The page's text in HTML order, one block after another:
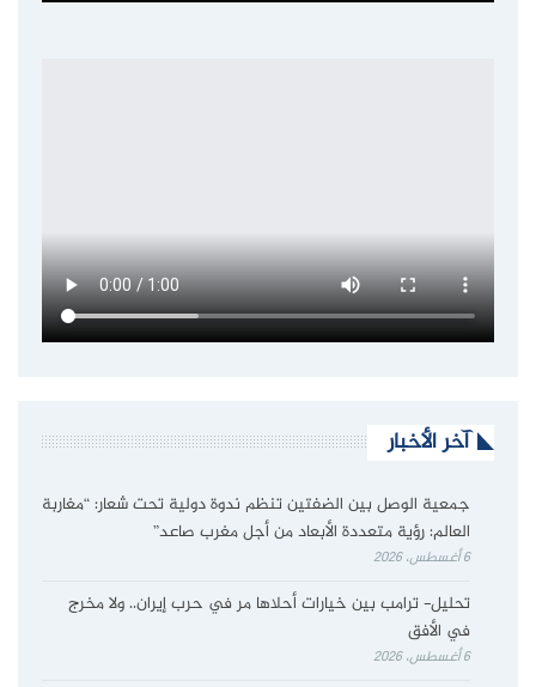
آخر الأخبار
جمعية الوصل بين الضفتين تنظم ندوة دولية تحت شعار: “مغاربة
العالم: رؤية متعددة الأبعاد من أجل مغرب صاعد”
6 أغسطس، 2026
تحليل- ترامب بين خيارات أحلاها مر في حرب إيران.. ولا مخرج
في الأفق
6 أغسطس، 2026